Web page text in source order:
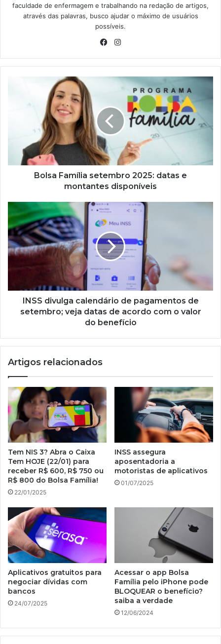
faculdade de enfermagem e trabalhando na redação de artigos,
através das palavras, busco ajudar o máximo de usuários
possíveis.
Facebook
montantes
disponíveis
Bolsa Família setembro 2025: datas e
montantes disponíveis
INSS
divulga
calendário de
pagamentos de
setembro;
veja datas
de
o
do benefício
INSS divulga calendário de pagamentos de
setembro; veja datas de acordo com o valor
do benefício
Artigos relacionados
Tem NIS 3? Abra o Caixa
Tem HOJE (22/01) para
receber R$ 600, R$ 750 ou
R$ 800 do Bolsa Família!
22/01/2025
INSS assegura
aposentadoria a
motoristas de aplicativos
01/07/2025
Aplicativos gratuitos para
negociar dívidas com
bancos
24/07/2025
Acessar o app Bolsa
Família pelo iPhone pode
BLOQUEAR o benefício?
saiba a verdade
12/06/2024